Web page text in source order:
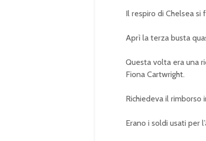
Il respiro di Chelsea si
Aprì la terza busta
Questa volta era una
Fiona Cartwright.
Richiedeva il
Erano i soldi usati per